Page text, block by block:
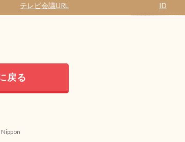
テレビ会議URL ID
戻る